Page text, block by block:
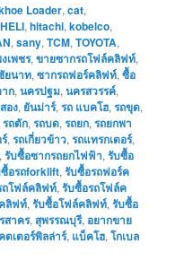
Loader,cat,
HELI,hitachi,kobelco,
,sany,TCM,TOYOTA,
เพชร,ขายซากรถโฟล์คลิฟท์,
ยนาท,ซากรถฟอร์คลิฟท์,ซื้อ
ก,นครปฐม,นครสวรรค์,
อง, ยันม่าร์,รถ แบคโฮ,รถขุด,
รถตัก,รถบด,รถยก,รถยกพา
,รถเกี่ยวข้าว,รถแทรกเตอร์,
,รับซื้อซากรถยกไฟฟ้า,รับซื้อ
อรถforklift,รับซื้อรถฟอร์ค
ถโฟล์คลิฟท์,รับซื้อรถโฟล์ค
ลิฟท์,รับซื้อโฟล์คลิฟท์,รับซื้อ
สาคร, สุพรรณบุรี, อยากขาย
ตเตอร์พิลล่าร์, แบ็คโฮ,โกเบล